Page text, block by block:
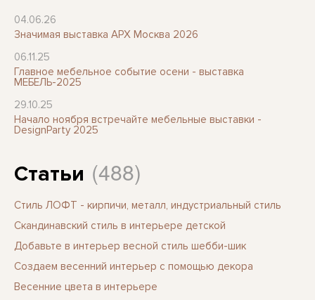
04.06.26
Значимая выставка АРХ Москва 2026
06.11.25
Главное мебельное событие осени - выставка
МЕБЕЛЬ-2025
29.10.25
Начало ноября встречайте мебельные выставки -
DesignParty 2025
Статьи (488)
Стиль ЛОФТ - кирпичи, металл, индустриальный стиль
Скандинавский стиль в интерьере детской
Добавьте в интерьер весной стиль шебби-шик
Создаем весенний интерьер с помощью декора
Весенние цвета в интерьере